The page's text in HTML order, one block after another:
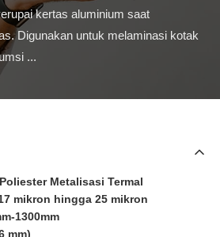
kertas aluminium saat
Digunakan untuk melaminasi kotak
...
Metalisasi Termal
mikron hingga 25 mikron
1300mm
mm)